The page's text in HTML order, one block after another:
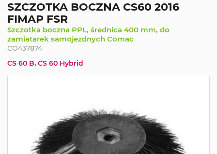
SZCZOTKA BOCZNA CS60 2016
FIMAP FSR
Szczotka boczna PPL, średnica 400 mm, do
zamiatarek samojezdnych Comac
CO437874
CS 60 B, CS 60 Hybrid